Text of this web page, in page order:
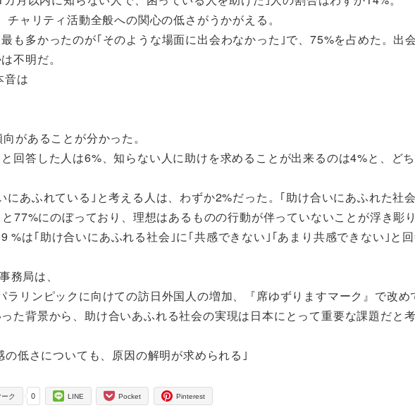
ャリティ活動全般への関心の低さがうかがえる。
も多かったのが｢そのような場面に出会わなかった｣で、75%を占めた。出
不明だ。
音は
があることが分かった。
回答した人は6%、知らない人に助けを求めることが出来るのは4%と、ど
にあふれている｣と考える人は、わずか2%だった。｢助け合いにあふれた社
77%にのぼっており、理想はあるものの行動が伴っていないことが浮き彫り
%は｢助け合いにあふれる社会｣に｢共感できない｣｢あまり共感できない｣と
務局は、
ラリンピックに向けての訪日外国人の増加、『席ゆずりますマーク』で改め
た背景から、助け合いあふれる社会の実現は日本にとって重要な課題だと
低さについても、原因の解明が求められる｣
0
ク LINE Pocket Pinterest